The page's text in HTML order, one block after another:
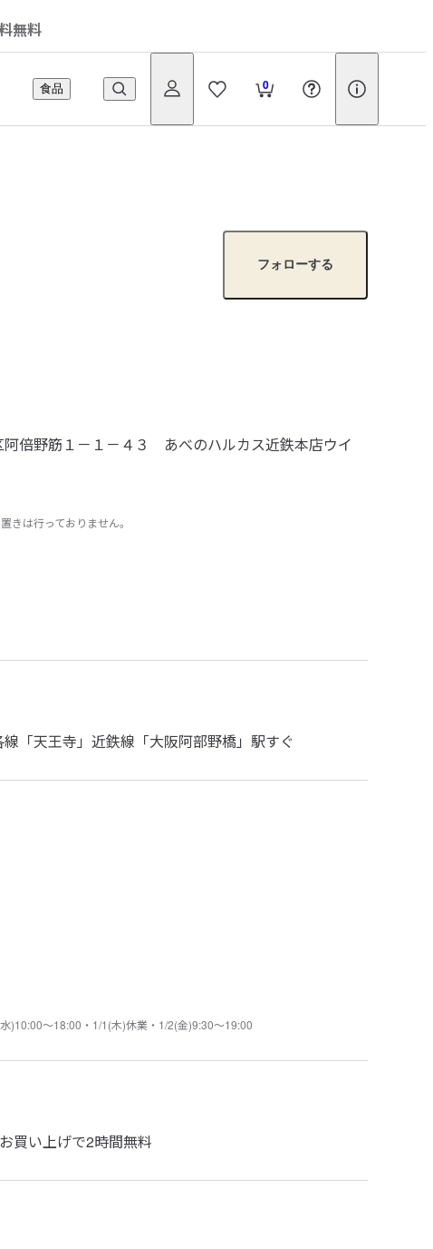
無料
0
食品
フォローする
阿倍野筋１－１－４３ あべのハルカス近鉄本店ウイ
きは行っておりません。
「天王寺」近鉄線「大阪阿部野橋」駅すぐ
)10:00～18:00・1/1(木)休業・1/2(金)9:30～19:00
買い上げで2時間無料